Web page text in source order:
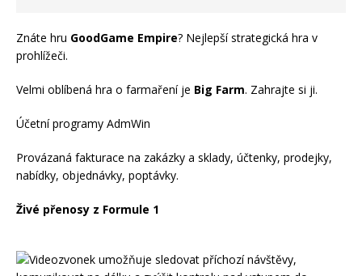
Znáte hru GoodGame Empire? Nejlepší strategická hra v
prohlížeči.
Velmi oblíbená hra o farmaření je Big Farm. Zahrajte si ji.
Účetní programy AdmWin
Provázaná fakturace na zakázky a sklady, účtenky, prodejky,
nabídky, objednávky, poptávky.
Živé přenosy z Formule 1